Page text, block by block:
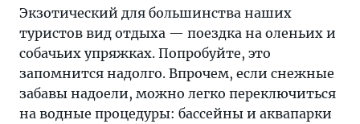
Экзотический для большинства наших
туристов вид отдыха — поездка на оленьих и
собачьих упряжках. Попробуйте, это
запомнится надолго. Впрочем, если снежные
забавы надоели, можно легко переключиться
на водные процедуры: бассейны и аквапарки